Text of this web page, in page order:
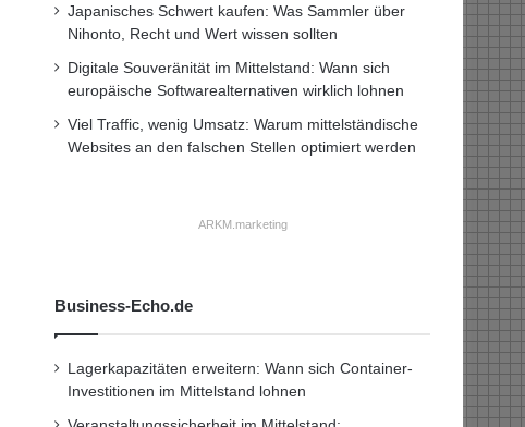
Japanisches Schwert kaufen: Was Sammler über
Nihonto, Recht und Wert wissen sollten
Digitale Souveränität im Mittelstand: Wann sich
europäische Softwarealternativen wirklich lohnen
Viel Traffic, wenig Umsatz: Warum mittelständische
Websites an den falschen Stellen optimiert werden
ARKM.marketing
Business-Echo.de
Lagerkapazitäten erweitern: Wann sich Container-
Investitionen im Mittelstand lohnen